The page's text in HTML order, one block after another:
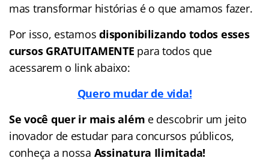
mas transformar histórias é o que amamos fazer.
Por isso, estamos disponibilizando todos esses
cursos GRATUITAMENTE para todos que
acessarem o link abaixo:
Quero mudar de vida!
Se você quer ir mais além e descobrir um jeito
inovador de estudar para concursos públicos,
conheça a nossa Assinatura Ilimitada!